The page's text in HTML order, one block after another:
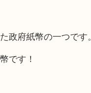
府紙幣の一つです。
です！